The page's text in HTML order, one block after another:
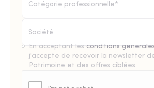
Catégorie professionnelle*
En acceptant les conditions
j'accepte de recevoir la newsletter
Patrimoine et des offres ciblées.